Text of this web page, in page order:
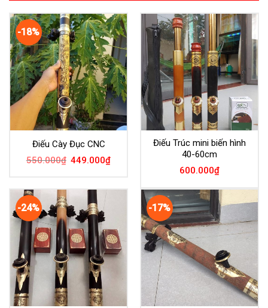
-18%
Điếu Cày Đục CNC
550.000₫ 449.000₫
Điếu Trúc mini biến hình
40-60cm
600.000₫
-24% -17%